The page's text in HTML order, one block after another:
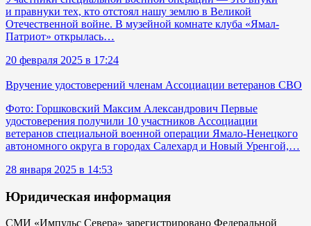
и правнуки тех, кто отстоял нашу землю в Великой
Отечественной войне. В музейной комнате клуба «Ямал-
Патриот» открылась…
20 февраля 2025 в 17:24
Вручение удостоверений членам Ассоциации ветеранов СВО
Фото: Горшковский Максим Александрович Первые
удостоверения получили 10 участников Ассоциации
ветеранов специальной военной операции Ямало-Ненецкого
автономного округа в городах Салехард и Новый Уренгой,…
28 января 2025 в 14:53
Юридическая информация
СМИ «Импульс Севера» зарегистрировано Федеральной